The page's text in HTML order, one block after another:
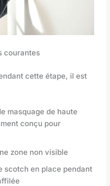
courantes
cette étape, il est
masquage de haute
conçu pour
zone non visible
scotch en place pendant